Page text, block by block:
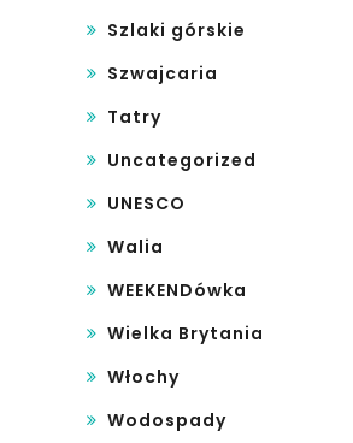
Szlaki górskie
Szwajcaria
Tatry
Uncategorized
UNESCO
Walia
WEEKENDówka
Wielka Brytania
Włochy
Wodospady